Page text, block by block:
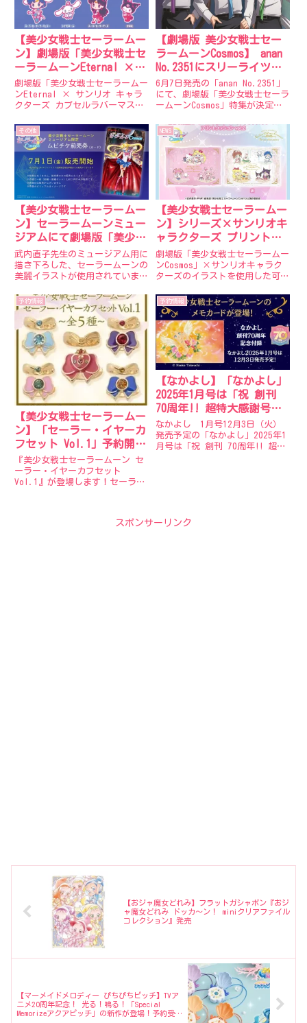
【美少女戦士セーラームー
ン】劇場版「美少女戦士セ
ーラームーンEternal ×
サンリオ キャラクターズ
カプセルラバーマスコット
全国のガシャポン自販機に
て順次発売！
劇場版「美少女戦士セーラームー
ンEternal × サンリオ キャラ
クターズ カプセルラバーマスコ
ン」とサンリオキャラクターズを
愛する全てのファンの皆様へ、
「夢」と「希望」をお届けしたい
という想いでサンリオのデザ...
【劇場版 美少女戦士セー
ラームーンCosmos】 anan
No.2351にスリーライツ裏
表紙&特集掲載！予約受付
中！
6月7日発売の「anan No.2351」
にて、劇場版「美少女戦士セーラ
ームーンCosmos」特集が決定い
星のごとく現れた大人気アイドル
グループ・スリーライツが初登
場。 ananならではの艶っぽい表
情は、読者の...
その他
【美少女戦士セーラームー
ン】セーラームーンミュー
ジアムにて劇場版「美少女
戦士セーラームーン
Cosmos」限定ムビチケ前売
券が発売決定！7/1より販
売開始！
武内直子先生のミュージアム用に
描き下ろした、セーラームーンの
美麗イラストが使用されていま
券 発売決定
✨
*･°🌙7月1日(金)より、美少女
戦士セーラームーン ミュージア
ム限定の映画ムビ...
NEWS
【美少女戦士セーラームー
ン】シリーズ×サンリオキ
ャラクターズ プリントク
ッションvol.2！
劇場版「美少女戦士セーラームー
ンCosmos」×サンリオキャラク
ターズのイラストを使用した可愛
ゲーム景品で登場します。サンリ
オキャラクターズ達がセーラー戦
士のコスチュームを着た、この描
き下ろしでしか見られない限...
予約情報
【美少女戦士セーラームー
ン】「セーラー・イヤーカ
フセット Vol.1」予約開
始！
『美少女戦士セーラームーン セ
ーラー・イヤーカフセット
Vol.1』が登場します！セーラー
ップは、「セーラームーンモデ
予約情報
【なかよし】「なかよし」
2025年1月号は「祝 創刊
70周年!! 超特大感謝号」
付録は『美少女戦士セーラ
ームーン』の「メモカー
ド」歴代のレジェンド作品
なかよし 1月号12月3日（火）
発売予定の「なかよし」2025年1
月号は「祝 創刊 70周年!! 超特
スポンサーリンク
【おジャ魔女どれみ】フラットガシャポン『おジ
ャ魔女どれみ ドッカ～ン！ miniクリアファイル
コレクション』発売
【マーメイドメロディー ぴちぴちピッチ】TVア
ニメ20周年記念！ 光る！鳴る！「Special
Memorizeアクアピッチ」の新作が登場！予約受付